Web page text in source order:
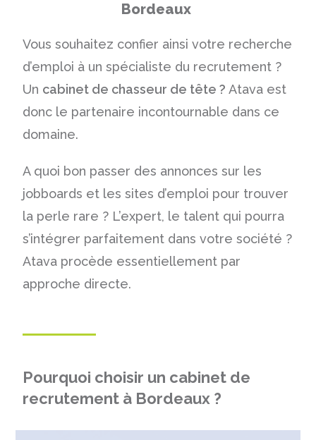
Bordeaux
Vous souhaitez confier ainsi votre recherche
d’emploi à un spécialiste du recrutement ?
Un cabinet de chasseur de tête ? Atava est
donc le partenaire incontournable dans ce
domaine.
A quoi bon passer des annonces sur les
jobboards et les sites d’emploi pour trouver
la perle rare ? L’expert, le talent qui pourra
s’intégrer parfaitement dans votre société ?
Atava procède essentiellement par
approche directe.
Pourquoi choisir un cabinet de
recrutement à Bordeaux ?